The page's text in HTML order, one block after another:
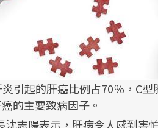
引起的肝癌比例占70％，C
的主要致病因子。
沈志陽表示，肝病令人感到害